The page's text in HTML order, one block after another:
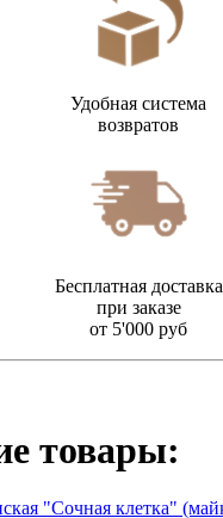
Удобная система
возвратов
Бесплатная доставка
при заказе
от 5'000 руб
товары: